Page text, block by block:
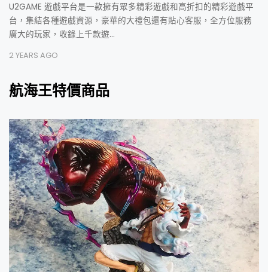
U2GAME 遊戲平台是一款擁有眾多精彩遊戲和高折扣的精彩遊戲平
台，集結各種遊戲資源，豪華的大禮包還有貼心客服，全方位服務
廣大的玩家，收錄上千款遊…
2 YEARS AGO
航海王特價商品